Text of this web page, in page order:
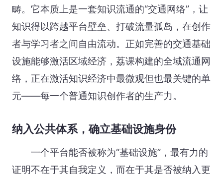
畴。它本质上是一套知识流通的“交通网络”，让
知识得以跨越平台壁垒、打破流量孤岛，在创作
者与学习者之间自由流动。正如完善的交通基础
设施能够激活区域经济，荔课构建的全域流通网
络，正在激活知识经济中最微观但也最关键的单
元——每一个普通知识创作者的生产力。
纳入公共体系，确立基础设施身份
一个平台能否被称为“基础设施”，最有力的
证明不在于其自我定义，而在于其是否被纳入更